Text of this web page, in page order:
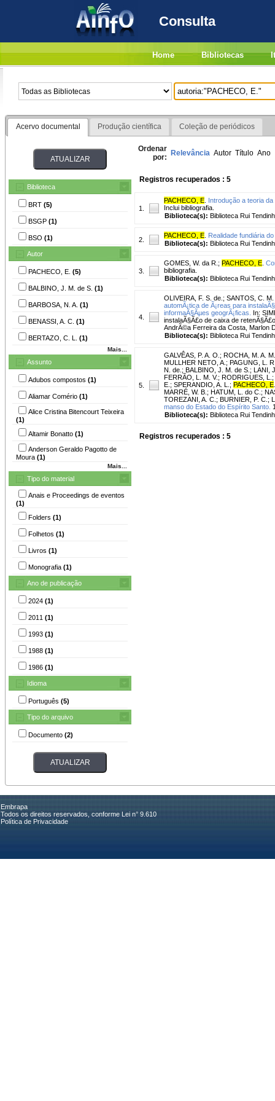
Consulta
Home Bibliotecas
Acervo documental Produção científica Coleção de periódicos
Biblioteca
BRT (5)
BSGP (1)
BSO (1)
Autor
PACHECO, E. (5)
BALBINO, J. M. de S. (1)
BARBOSA, N. A. (1)
BENASSI, A. C. (1)
BERTAZO, C. L. (1)
Mais...
Assunto
Adubos compostos (1)
Aliamar Comério (1)
Alice Cristina Bitencourt Teixeira
(1)
Altamir Bonatto (1)
Anderson Geraldo Pagotto de
Moura (1)
Mais...
Tipo do material
Anais e Proceedings de eventos
(1)
Folders (1)
Folhetos (1)
Livros (1)
Monografia (1)
Ano de publicação
2024 (1)
2011 (1)
1993 (1)
1988 (1)
1986 (1)
Idioma
Português (5)
Tipo do arquivo
Documento (2)
Ordenar
por: Relevância Autor Título Ano
Registros recuperados : 5
1.
PACHECO, E Introdução a teoria
Inclui bibliografia.
Biblioteca(s): Biblioteca Rui
2.
PACHECO, E Realidade fundiária
Biblioteca(s): Biblioteca Rui
3.
GOMES, W. da R. ; PACHECO, E
bibliografia.
Biblioteca(s): Biblioteca Rui
4.
OLIVEIRA, F. S. de. ; SANTOS, C. M.
automÃ¡tica de Ã¡reas para
informaÃ§Ãµes geogrÃ¡ficas.
In:
instalaÃ§Ã£o de caixa de
AndrÃ©a Ferreira da Costa, Marlon
Biblioteca(s): Biblioteca Rui
5.
GALVÊAS, P. A. O. ; ROCHA, M. A. M.
MULLHER NETO, A. ; PAGUNG, L.
N. de. ; BALBINO, J. M. de S. ; LANI,
FERRÃO, L. M. V.; RODRIGUES, L. ;
E. ; SPERANDIO, A. L. ; PACHECO, E
MARRÉ, W. B. ; HATUM, L. do C. ;
TOREZANI, A. C. ; BURNIER, P. C. ;
manso do Estado do Espírito Santo.
Biblioteca(s): Biblioteca Rui
Registros recuperados : 5
Embrapa
Todos os direitos reservados, conforme Lei n° 9.610
Política de Privacidade